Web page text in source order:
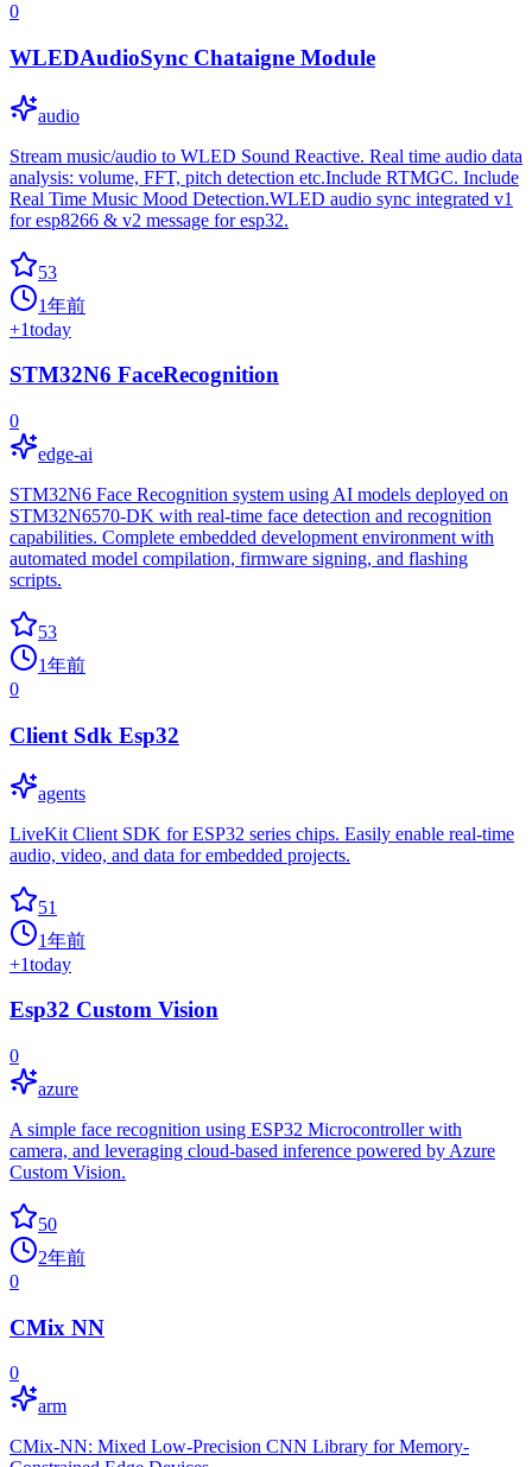
0
WLEDAudioSync Chataigne Module
audio
Stream music/audio to WLED Sound Reactive. Real time audio data
analysis: volume, FFT, pitch detection etc.Include RTMGC. Include
Real Time Music Mood Detection.WLED audio sync integrated v1
for esp8266 & v2 message for esp32.
53
1年前
+1today
STM32N6 FaceRecognition
0
edge-ai
STM32N6 Face Recognition system using AI models deployed on
STM32N6570-DK with real-time face detection and recognition
capabilities. Complete embedded development environment with
automated model compilation, firmware signing, and flashing
scripts.
53
1年前
0
Client Sdk Esp32
agents
LiveKit Client SDK for ESP32 series chips. Easily enable real-time
audio, video, and data for embedded projects.
51
1年前
+1today
Esp32 Custom Vision
0
azure
A simple face recognition using ESP32 Microcontroller with
camera, and leveraging cloud-based inference powered by Azure
Custom Vision.
50
2年前
0
CMix NN
0
arm
CMix-NN: Mixed Low-Precision CNN Library for Memory-